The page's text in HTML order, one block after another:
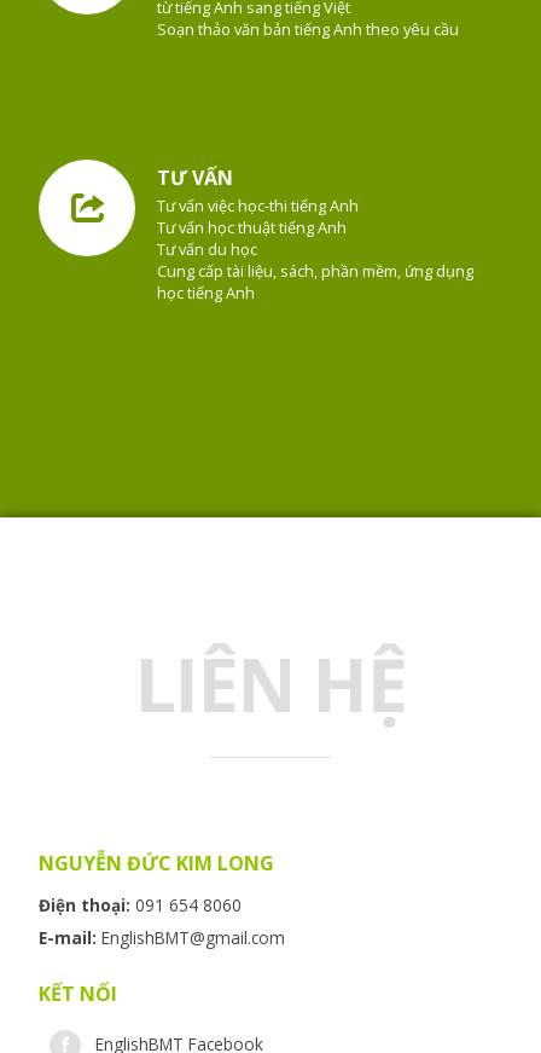
từ tiếng Anh sang tiếng Việt
Soạn thảo văn bản tiếng Anh theo yêu cầu
TƯ VẤN
Tư vấn việc học-thi tiếng Anh
Tư vấn học thuật tiếng Anh
Tư vấn du học
Cung cấp tài liệu, sách, phần mềm, ứng dụng
học tiếng Anh
LIÊN HỆ
NGUYỄN ĐỨC KIM LONG
Điện thoại: 091 654 8060
E-mail: EnglishBMT@gmail.com
KẾT NỐI
EnglishBMT Facebook